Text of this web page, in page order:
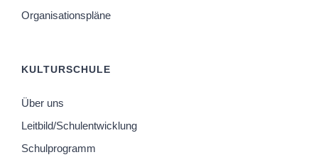
Organisationspläne
KULTURSCHULE
Über uns
Leitbild/Schulentwicklung
Schulprogramm